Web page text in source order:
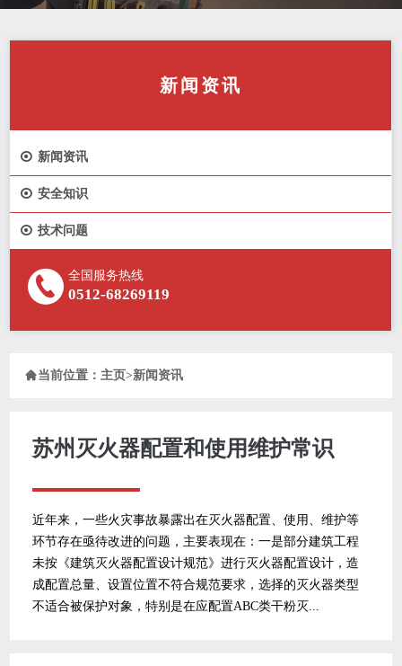
新闻资讯
 新闻资讯
 安全知识
 技术问题
全国服务热线
0512-68269119
当前位置： 主页>新闻资讯
苏州灭火器配置和使用维护常识
近年来，一些火灾事故暴露出在灭火器配置、使用、维护等
环节存在亟待改进的问题，主要表现在：一是部分建筑工程
未按《建筑灭火器配置设计规范》进行灭火器配置设计，造
成配置总量、设置位置不符合规范要求，选择的灭火器类型
不适合被保护对象，特别是在应配置ABC类干粉灭...